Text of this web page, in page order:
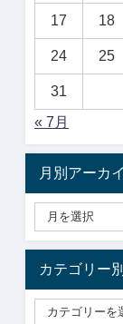
17 18
24 25
31
« 7月
月別アーカ
カテゴリー